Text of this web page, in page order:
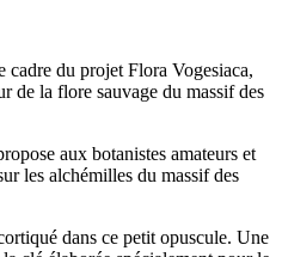
cadre du projet Flora Vogesiaca,
de la flore sauvage du massif des
aux botanistes amateurs et
les alchémilles du massif des
dans ce petit opuscule. Une